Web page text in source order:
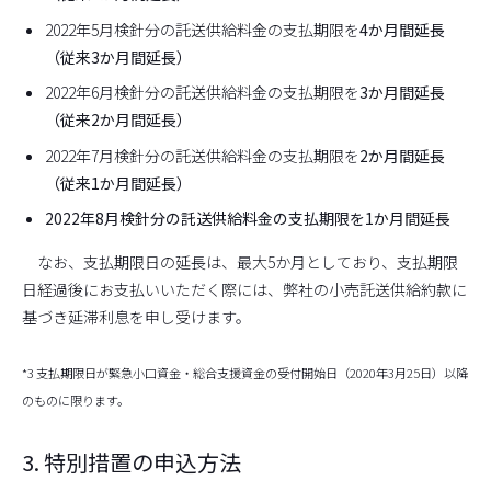
2022年5月検針分の託送供給料金の支払期限を4か月間延長
（従来3か月間延長）
2022年6月検針分の託送供給料金の支払期限を3か月間延長
（従来2か月間延長）
2022年7月検針分の託送供給料金の支払期限を2か月間延長
（従来1か月間延長）
2022年8月検針分の託送供給料金の支払期限を1か月間延長
なお、支払期限日の延長は、最大5か月としており、支払期限
日経過後にお支払いいただく際には、弊社の小売託送供給約款に
基づき延滞利息を申し受けます。
*3 支払期限日が緊急小口資金・総合支援資金の受付開始日（2020年3月25日）以降
のものに限ります。
3. 特別措置の申込方法